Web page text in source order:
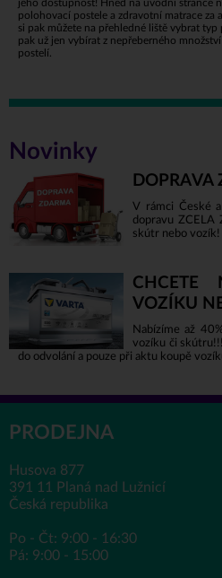
jeho dostupnost! Hned na úvodní stránce
polohovací postele a zdravotní matrace za
si pak můžete na přehledné liště vybrat
pak už jen vybírat z nepřeberného
postelí.
Novinky
DOPRAVA
V rámci České
dopravu ZCELA
skútr nebo vozík!
CHCETE
VOZÍKU
Nabízíme až
vozíku či
do odvolání a pouze při aktu koupě
PRODEJNA
Husova 877
391 11 Planá nad Lužnicí
Česká republika
Po - Čt: 9:00 - 16:30
Pá: 9:00 - 15:00